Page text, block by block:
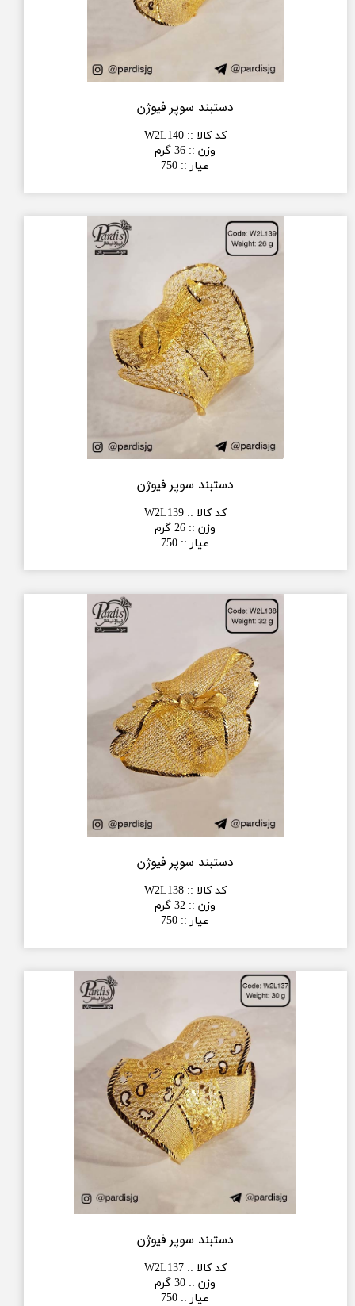
دستبند سوپر فیوژن
کد کالا ::
W2L140
وزن :: 36 گرم
عیار ::
750
دستبند سوپر فیوژن
کد کالا ::
W2L139
وزن :: 26 گرم
عیار ::
750
دستبند سوپر فیوژن
کد کالا ::
W2L138
وزن :: 32 گرم
عیار ::
750
دستبند سوپر فیوژن
کد کالا ::
W2L137
وزن :: 30 گرم
عیار ::
750